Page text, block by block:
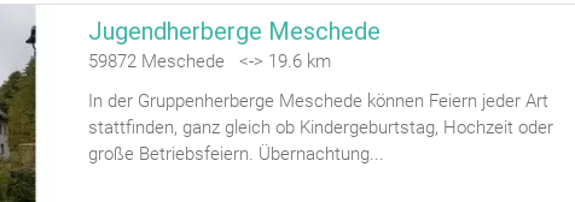
Jugendherberge Meschede
59872 Meschede <-> 19.6 km
In der Gruppenherberge Meschede können Feiern jeder Art
stattfinden, ganz gleich ob Kindergeburtstag, Hochzeit oder
große Betriebsfeiern. Übernachtung...